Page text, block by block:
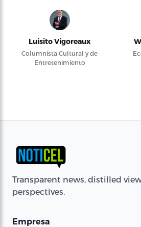
Luisito Vigoreaux
Columnista Cultural y de
Entretenimiento
Transparent news, distilled
perspectives.
Empresa